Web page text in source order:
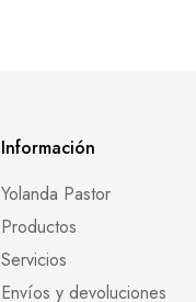
Información
Yolanda Pastor
Productos
Servicios
Envíos y devoluciones